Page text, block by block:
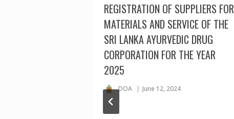
REGISTRATION OF SUPPLIERS FOR
MATERIALS AND SERVICE OF THE
SRI LANKA AYURVEDIC DRUG
CORPORATION FOR THE YEAR
2025
DOA June 12, 2024